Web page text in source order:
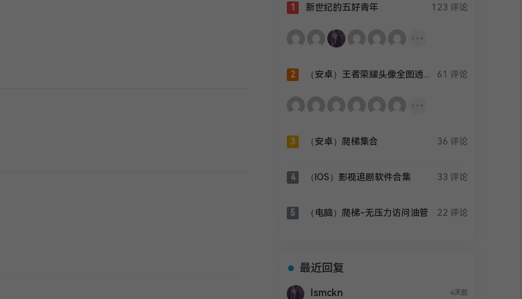
1 新世纪的五好青年 123 评论
2 （安卓）王者荣耀头像全图透视辅助 61 评论
3 （安卓）爬梯集合 36 评论
4 （IOS）影视追剧软件合集 33 评论
5 （电脑）爬梯-无压力访问油管 22 评论
最近回复
lsmckn 4天前